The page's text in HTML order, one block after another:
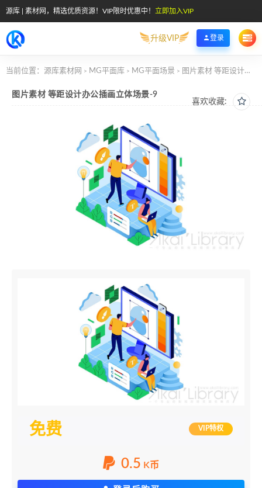
源库 | 素材网，精选优质资源！VIP限时优惠中！ 立即加入VIP
升级VIP 登录
当前位置： 源库素材网 > MG平面库 > MG平面场景 > 图片素材 等距设计办公插画立体场景-9
喜欢收藏:
图片素材 等距设计办公插画立体场景-9
免费 VIP特权
0.5 K币